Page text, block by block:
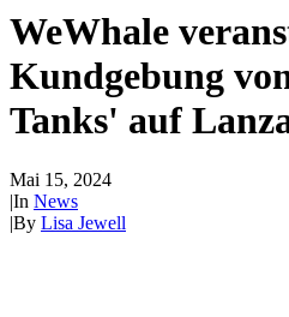
WeWhale
Kundgebung
Tanks' auf
Mai 15, 2024
|In News
|By Lisa Jewell